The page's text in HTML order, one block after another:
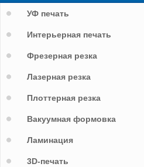
УФ печать
Интерьерная печать
Фрезерная резка
Лазерная резка
Плоттерная резка
Вакуумная формовка
Ламинация
3D-печать